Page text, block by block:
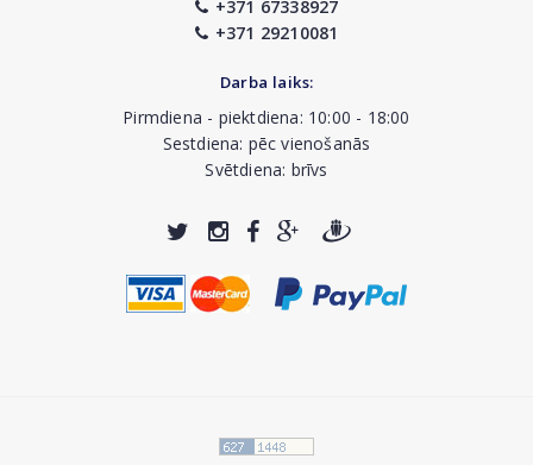
+371 67338927
+371 29210081
Darba laiks:
Pirmdiena - piektdiena: 10:00 - 18:00
Sestdiena: pēc vienošanās
Svētdiena: brīvs